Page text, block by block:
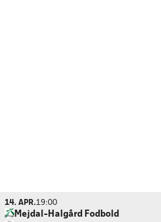
14. APR.19:00
Mejdal-Halgård Fodbold